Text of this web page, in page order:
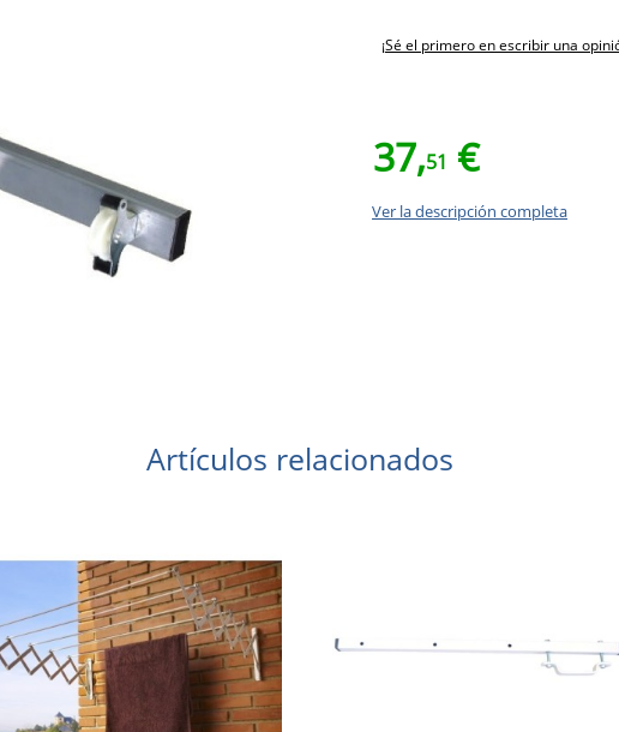
¡Sé el primero en escribir una
37,51 €
Ver la descripción completa
Artículos relacionados